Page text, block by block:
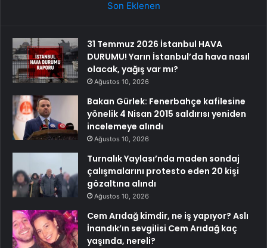
Son Eklenen
31 Temmuz 2026 İstanbul HAVA
DURUMU! Yarın İstanbul’da hava nasıl
olacak, yağış var mı?
Ağustos 10, 2026
Bakan Gürlek: Fenerbahçe kafilesine
yönelik 4 Nisan 2015 saldırısı yeniden
incelemeye alındı
Ağustos 10, 2026
Turnalık Yaylası’nda maden sondaj
çalışmalarını protesto eden 20 kişi
gözaltına alındı
Ağustos 10, 2026
Cem Arıdağ kimdir, ne iş yapıyor? Aslı
İnandık’ın sevgilisi Cem Arıdağ kaç
yaşında, nereli?